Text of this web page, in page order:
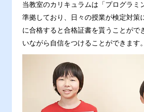
当教室のカリキュラムは「プログラミ
準拠しており、日々の授業が検定対策
に合格すると合格証書を貰うことがで
いながら自信をつけることができます。